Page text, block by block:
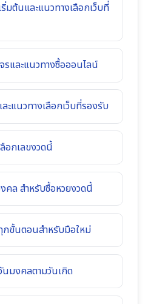
มต้นและแนวทางเลือกเว็บที่
รและแนวทางซื้อออนไลน์
ะแนวทางเลือกเว็บที่รองรับ
อกเลขงวดนี้
คล สำหรับซื้อหวยงวดนี้
กขั้นตอนสำหรับมือใหม่
นมงคลตามวันเกิด